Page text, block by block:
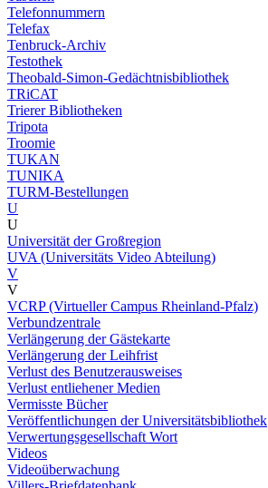
Telefonnummern
Telefax
Tenbruck-Archiv
Testothek
Theobald-Simon-Gedächtnisbibliothek
TRiCAT
Trierer Bibliotheken
Tripota
Troomie
TUKAN
TUNIKA
TURM-Bestellungen
U
U
Universität der Großregion
UVA (Universitäts Video Abteilung)
V
V
VCRP (Virtueller Campus Rheinland-Pfalz)
Verbundzentrale
Verlängerung der Gästekarte
Verlängerung der Leihfrist
Verlust des Benutzerausweises
Verlust entliehener Medien
Vermisste Bücher
Veröffentlichungen der Universitätsbibliothek
Verwertungsgesellschaft Wort
Videos
Videoüberwachung